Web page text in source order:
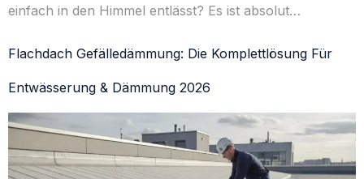
einfach in den Himmel entlässt? Es ist absolut…
Flachdach Gefälledämmung: Die Komplettlösung Für
Entwässerung & Dämmung 2026